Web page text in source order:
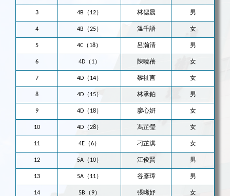
3 4B（12） 林偲晨 男
4 4B（25） 溫千語 女
5 4C（18） 呂瀚清 男
6 4D（1） 陳曉蓓 女
7 4D（14） 黎祉言 女
8 4D（15） 林承鉑 男
9 4D（18） 廖心姸 女
10 4D（28） 馮芷瑩 女
11 4E（6） 刁芷淇 女
12 5A（10） 江俊賢 男
13 5A（11） 谷彥璋 男
14 5B（9） 張晞妤 女